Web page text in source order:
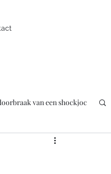
van een shockjoc
Presentator